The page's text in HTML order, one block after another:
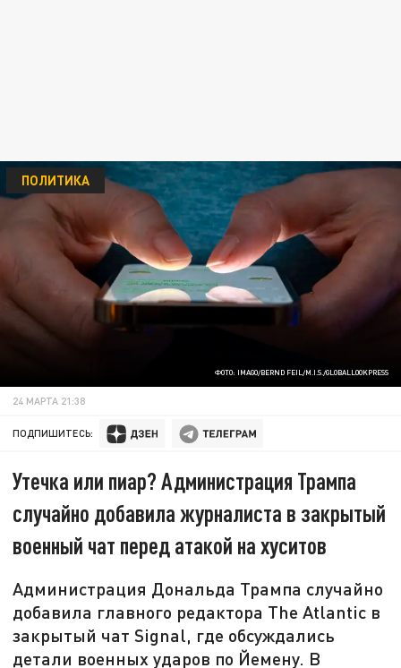
ФОТО: IMAGO/BERND FEIL/M.I.S./GLOBALLOOKPRESS
ПОЛИТИКА
24 МАРТА 21:38
ПОДПИШИТЕСЬ:
Утечка или пиар? Администрация Трампа
случайно добавила журналиста в закрытый
военный чат перед атакой на хуситов
Администрация Дональда Трампа случайно
добавила главного редактора The Atlantic в
закрытый чат Signal, где обсуждались
детали военных ударов по Йемену. В